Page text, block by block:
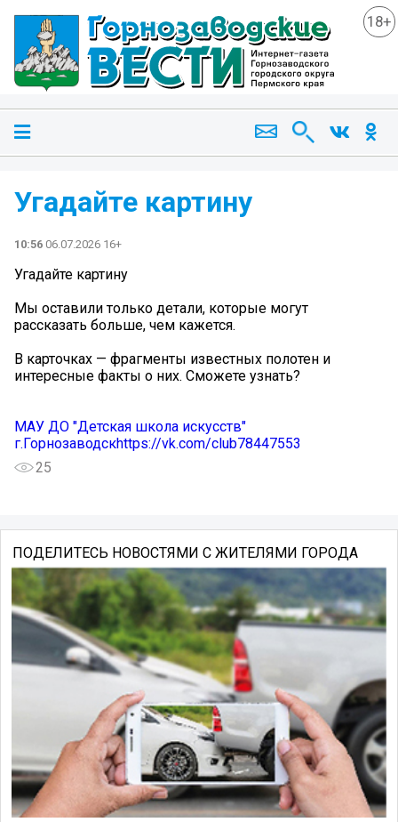
18+
Угадайте картину
10:56 06.07.2026 16+
Угадайте картину
Мы оставили только детали, которые могут
рассказать больше, чем кажется.
В карточках — фрагменты известных полотен и
интересные факты о них. Сможете узнать?
МАУ ДО "Детская школа искусств"
г.Горнозаводскhttps://vk.com/club78447553
25
ПОДЕЛИТЕСЬ НОВОСТЯМИ С ЖИТЕЛЯМИ ГОРОДА